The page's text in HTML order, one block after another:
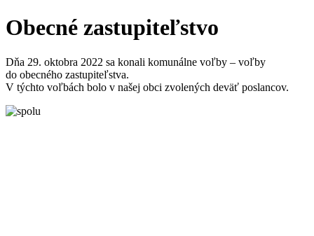
Obecné zastupiteľstvo
Dňa 29. oktobra 2022 sa konali komunálne voľby – voľby
do obecného zastupiteľstva.
V týchto voľbách bolo v našej obci zvolených deväť poslancov.